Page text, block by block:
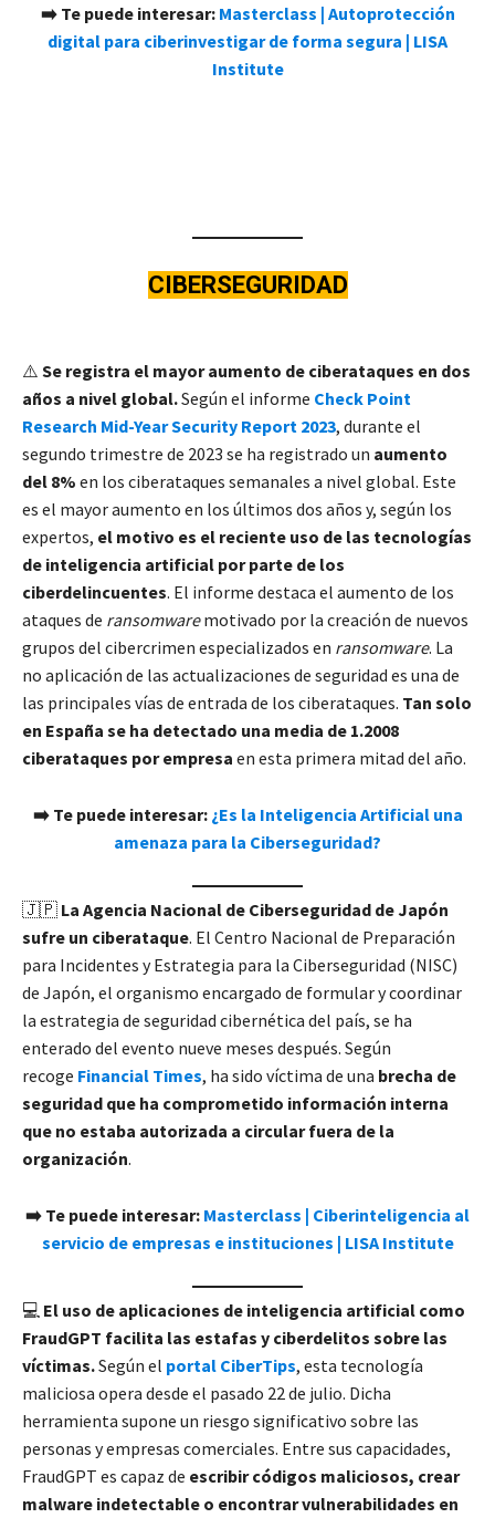
➡️ Te puede interesar: Masterclass | Autoprotección
digital para ciberinvestigar de forma segura | LISA
Institute
CIBERSEGURIDAD
⚠️ Se registra el mayor aumento de ciberataques en dos
años a nivel global.Según el informe Check Point
Research Mid-Year Security Report 2023, durante el
segundo trimestre de 2023 se ha registrado un aumento
del 8% en los ciberataques semanales a nivel global. Este
es el mayor aumento en los últimos dos años y, según los
expertos, el motivo es el reciente uso de las tecnologías
de inteligencia artificial por parte de los
ciberdelincuentes. El informe destaca el aumento de los
ataques de ransomwaremotivado por la creación de nuevos
grupos del cibercrimen especializados en ransomware. La
no aplicación de las actualizaciones de seguridad es una de
las principales vías de entrada de los ciberataques. Tan solo
en España se ha detectado una media de 1.2008
ciberataques por empresa en esta primera mitad del año.
➡️ Te puede interesar: ¿Es la Inteligencia Artificial una
amenaza para la Ciberseguridad?
🇯🇵 La Agencia Nacional de Ciberseguridad de Japón
sufre un ciberataque. El Centro Nacional de Preparación
para Incidentes y Estrategia para la Ciberseguridad (NISC)
de Japón, el organismo encargado de formular y coordinar
la estrategia de seguridad cibernética del país, se ha
enterado del evento nueve meses después. Según
recoge Financial Times, ha sido víctima de una brecha de
seguridad que ha comprometido información interna
que no estaba autorizada a circular fuera de la
organización.
➡️ Te puede interesar: Masterclass | Ciberinteligencia al
servicio de empresas e instituciones | LISA Institute
💻 El uso de aplicaciones de inteligencia artificial como
FraudGPT facilita las estafas y ciberdelitos sobre las
víctimas.Según el portal CiberTips, esta tecnología
maliciosa opera desde el pasado 22 de julio. Dicha
herramienta supone un riesgo significativo sobre las
personas y empresas comerciales. Entre sus capacidades,
FraudGPT es capaz de escribir códigos maliciosos, crear
malware indetectable o encontrar vulnerabilidades en